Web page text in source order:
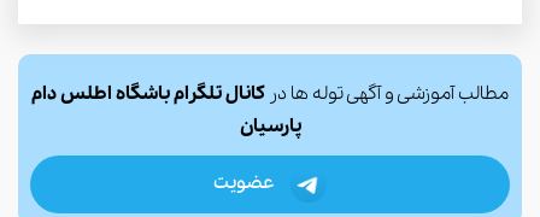
مطالب آموزشی و آگهی توله ها در کانال تلگرام باشگاه اطلس دام
پارسیان
عضویت